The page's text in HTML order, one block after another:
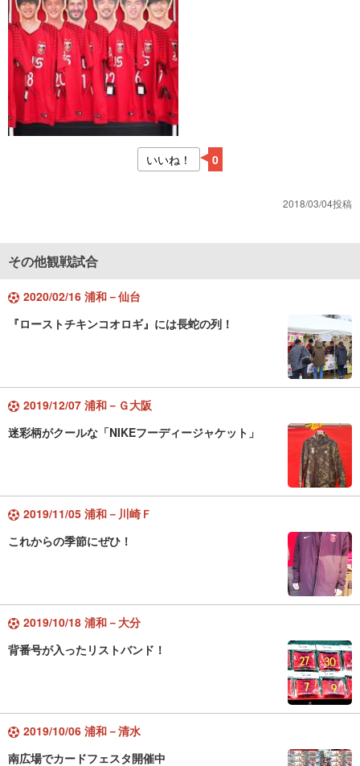
いいね！ 0
2018/03/04投稿
その他観戦試合
2020/02/16 浦和－仙台
『ローストチキンコオロギ』には長蛇の列！
2019/12/07 浦和－Ｇ大阪
迷彩柄がクールな「NIKEフーディージャケット」
2019/11/05 浦和－川崎Ｆ
これからの季節にぜひ！
2019/10/18 浦和－大分
背番号が入ったリストバンド！
2019/10/06 浦和－清水
南広場でカードフェスタ開催中